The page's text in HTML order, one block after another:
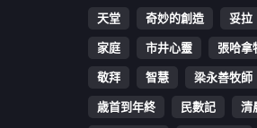
天堂
奇妙的創造 妥拉
家庭
市井心靈 張哈拿
敬拜
智慧
梁永善牧師
歳首到年終
民數記 清